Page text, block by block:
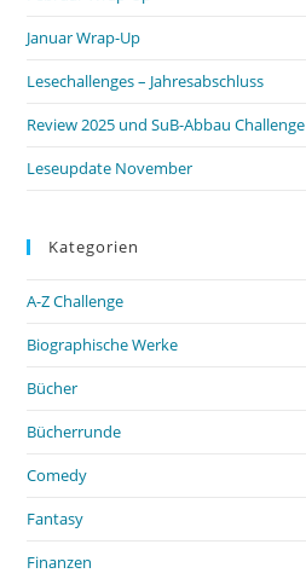
Januar Wrap-Up
Lesechallenges – Jahresabschluss
Review 2025 und SuB-Abbau Challenge
Leseupdate November
Kategorien
A-Z Challenge
Biographische Werke
Bücher
Bücherrunde
Comedy
Fantasy
Finanzen